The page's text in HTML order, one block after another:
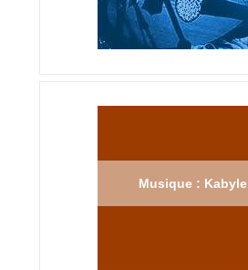
Musique : Kabyle